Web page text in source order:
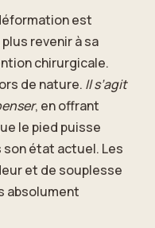
est
revenir à sa
chirurgicale.
de nature. Il s’agit
, en offrant
le pied puisse
état actuel. Les
et de souplesse
absolument